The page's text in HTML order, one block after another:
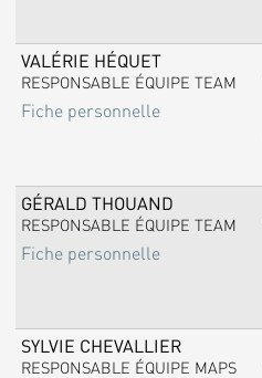
VALÉRIE HÉQUET
RESPONSABLE ÉQUIPE TEAM
Fiche personnelle
GÉRALD THOUAND
RESPONSABLE ÉQUIPE TEAM
Fiche personnelle
SYLVIE CHEVALLIER
RESPONSABLE ÉQUIPE MAPS